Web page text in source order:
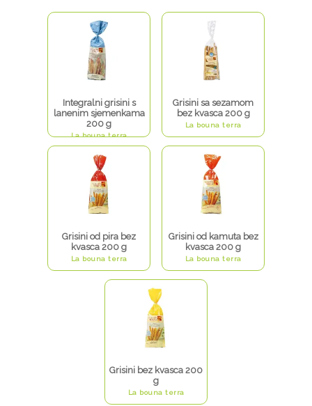
Integralni grisini s
lanenim sjemenkama
200 g
La bouna terra
Grisini sa sezamom
bez kvasca 200 g
La bouna terra
Grisini od pira bez
kvasca 200 g
La bouna terra
Grisini od kamuta bez
kvasca 200 g
La bouna terra
Grisini bez kvasca 200
g
La bouna terra